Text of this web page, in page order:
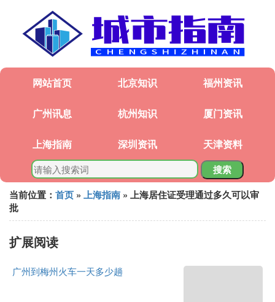
网站首页 北京知识 福州资讯
广州讯息 杭州知识 厦门资讯
上海指南 深圳资讯 天津资料
搜索
当前位置： 首页 » 上海指南 » 上海居住证受理通过多久可以审
批
扩展阅读
广州到梅州火车一天多少趟